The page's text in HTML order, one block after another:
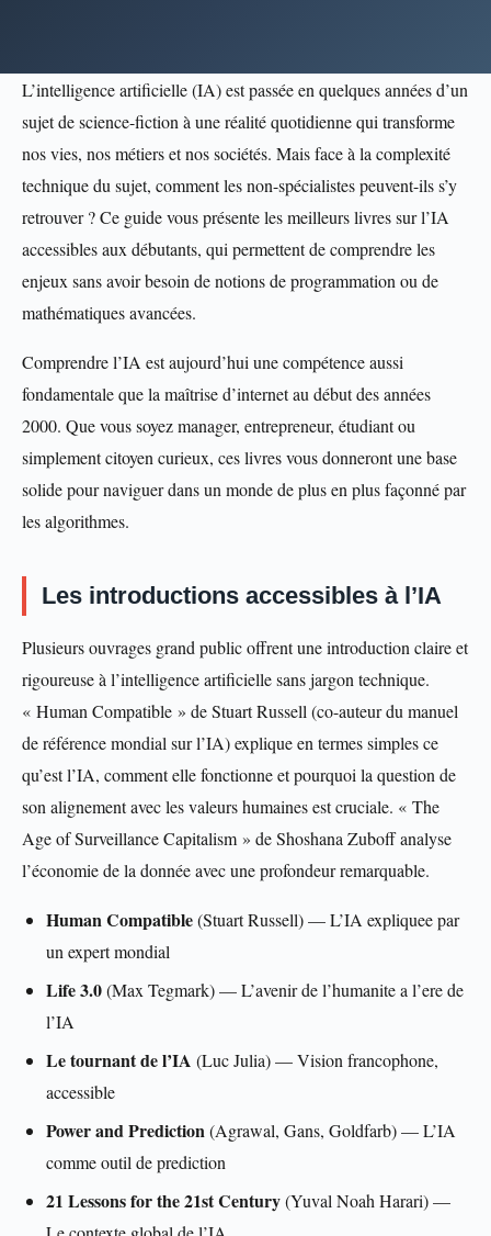
L’intelligence artificielle (IA) est passée en quelques années d’un
sujet de science-fiction à une réalité quotidienne qui transforme
nos vies, nos métiers et nos sociétés. Mais face à la complexité
technique du sujet, comment les non-spécialistes peuvent-ils s’y
retrouver ? Ce guide vous présente les meilleurs livres sur l’IA
accessibles aux débutants, qui permettent de comprendre les
enjeux sans avoir besoin de notions de programmation ou de
mathématiques avancées.
Comprendre l’IA est aujourd’hui une compétence aussi
fondamentale que la maîtrise d’internet au début des années
2000. Que vous soyez manager, entrepreneur, étudiant ou
simplement citoyen curieux, ces livres vous donneront une base
solide pour naviguer dans un monde de plus en plus façonné par
les algorithmes.
Les introductions accessibles à l’IA
Plusieurs ouvrages grand public offrent une introduction claire et
rigoureuse à l’intelligence artificielle sans jargon technique.
« Human Compatible » de Stuart Russell (co-auteur du manuel
de référence mondial sur l’IA) explique en termes simples ce
qu’est l’IA, comment elle fonctionne et pourquoi la question de
son alignement avec les valeurs humaines est cruciale. « The
Age of Surveillance Capitalism » de Shoshana Zuboff analyse
l’économie de la donnée avec une profondeur remarquable.
Human Compatible(Stuart Russell) — L’IA expliquee par
un expert mondial
Life 3.0(Max Tegmark) — L’avenir de l’humanite a l’ere de
l’IA
Le tournant de l’IA (Luc Julia) — Vision francophone,
accessible
Power and Prediction(Agrawal, Gans, Goldfarb) — L’IA
comme outil de prediction
21 Lessons for the 21st Century(Yuval Noah Harari) —